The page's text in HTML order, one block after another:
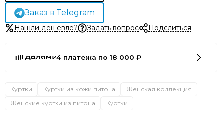
Заказ в Telegram
Нашли дешевле? Задать вопрос Поделиться
4 платежа по 18 000 ₽
Куртки Куртки из кожи питона
Женская коллекция
Женские куртки из питона
Куртки